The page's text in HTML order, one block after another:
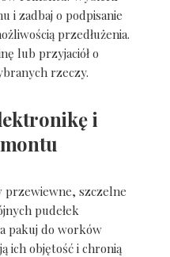
i zadbaj o podpisanie
przedłużenia.
lub przyjaciół o
rzeczy.
i
przewiewne, szczelne
pudełek
pakuj do worków
ich objętość i chronią